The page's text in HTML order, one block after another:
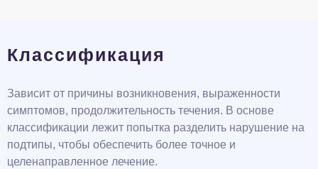
Классификация
Зависит от причины возникновения, выраженности
симптомов, продолжительность течения. В основе
классификации лежит попытка разделить нарушение на
подтипы, чтобы обеспечить более точное и
целенаправленное лечение.